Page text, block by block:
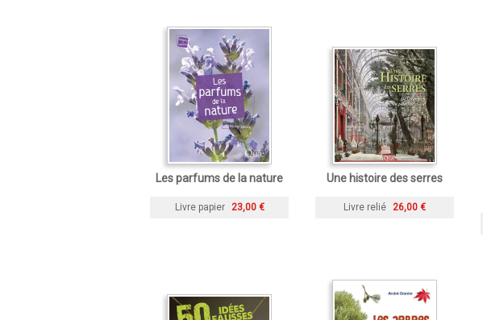
Les parfums de la nature
Livre papier 23,00 €
Une histoire des serres
Livre relié 26,00 €